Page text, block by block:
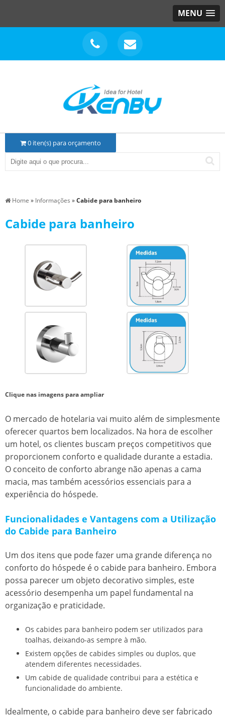
MENU
0 iten(s) para orçamento
Home » Informações »Cabide para banheiro
Cabide para banheiro
Clique nas imagens para ampliar
O mercado de hotelaria vai muito além de simplesmente
oferecer quartos bem localizados. Na hora de escolher
um hotel, os clientes buscam preços competitivos que
proporcionem conforto e qualidade durante a estadia.
O conceito de conforto abrange não apenas a cama
macia, mas também acessórios essenciais para a
experiência do hóspede.
Funcionalidades e Vantagens com a Utilização
do Cabide para Banheiro
Um dos itens que pode fazer uma grande diferença no
conforto do hóspede é o cabide para banheiro. Embora
possa parecer um objeto decorativo simples, este
acessório desempenha um papel fundamental na
organização e praticidade.
Os cabides para banheiro podem ser utilizados para
toalhas, deixando-as sempre à mão.
Existem opções de cabides simples ou duplos, que
atendem diferentes necessidades.
Um cabide de qualidade contribui para a estética e
funcionalidade do ambiente.
Idealmente, o cabide para banheiro deve ser fabricado